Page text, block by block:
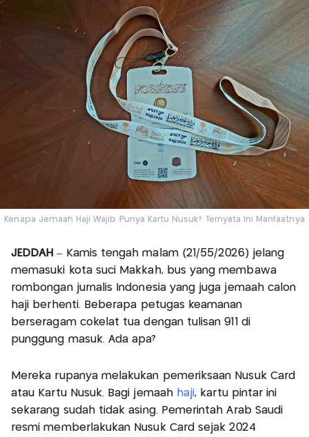
Kenapa Jemaah Haji Wajib Punya Kartu Nusuk? Ternyata Ini Manfaatnya
JEDDAH – Kamis tengah malam (21/55/2026) jelang
memasuki kota suci Makkah, bus yang membawa
rombongan jurnalis Indonesia yang juga jemaah calon
haji berhenti. Beberapa petugas keamanan
berseragam cokelat tua dengan tulisan 911 di
punggung masuk. Ada apa?
Mereka rupanya melakukan pemeriksaan Nusuk Card
atau Kartu Nusuk. Bagi jemaah haji, kartu pintar ini
sekarang sudah tidak asing. Pemerintah Arab Saudi
resmi memberlakukan Nusuk Card sejak 2024